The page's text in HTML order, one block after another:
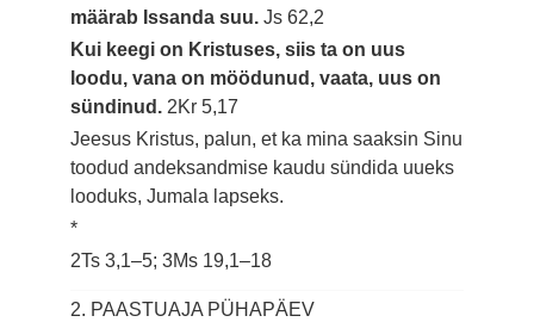
määrab Issanda suu.Js 62,2
Kui keegi on Kristuses, siis ta on uus
loodu, vana on möödunud, vaata, uus on
sündinud. 2Kr 5,17
Jeesus Kristus, palun, et ka mina saaksin Sinu
toodud andeksandmise kaudu sündida uueks
looduks, Jumala lapseks.
*
2Ts 3,1–5; 3Ms 19,1–18
2. PAASTUAJA PÜHAPÄEV